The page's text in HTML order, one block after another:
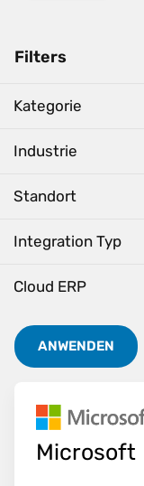
Filters
Kategorie
Industrie
Standort
Integration Typ
Cloud ERP
ANWENDEN
Microsoft